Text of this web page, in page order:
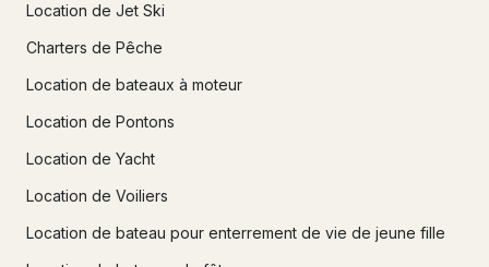
Location de Jet Ski
Charters de Pêche
Location de bateaux à moteur
Location de Pontons
Location de Yacht
Location de Voiliers
Location de bateau pour enterrement de vie de jeune fille